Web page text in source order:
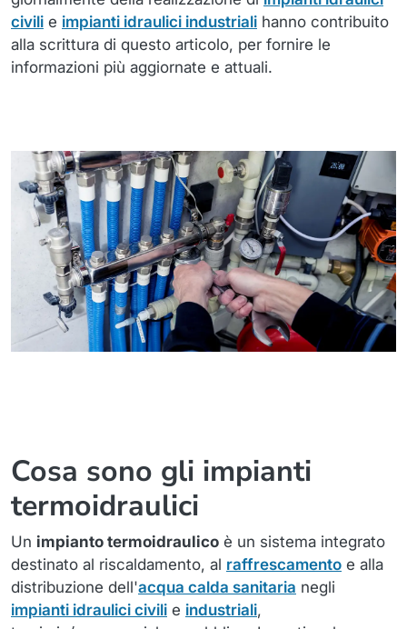
civili e impianti idraulici industriali hanno contribuito
alla scrittura di questo articolo, per fornire le
informazioni più aggiornate e attuali.
Cosa sono gli impianti
termoidraulici
Un impianto termoidraulico è un sistema integrato
destinato al riscaldamento, al raffrescamento e alla
distribuzione dell'acqua calda sanitaria negli
impianti idraulici civili e industriali,